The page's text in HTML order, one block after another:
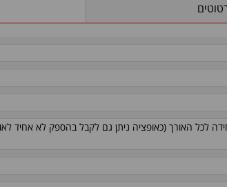
לכל האורך (כאופציה ניתן גם לקבל בהספק לא אחיד